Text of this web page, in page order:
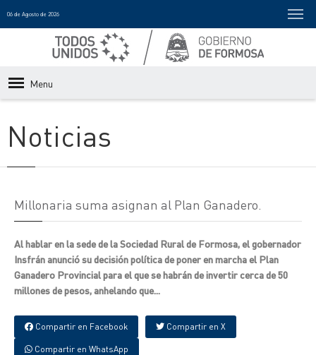
06 de Agosto de 2026
Menu
Noticias
Millonaria suma asignan al Plan Ganadero.
Al hablar en la sede de la Sociedad Rural de Formosa, el gobernador
Insfrán anunció su decisión política de poner en marcha el Plan
Ganadero Provincial para el que se habrán de invertir cerca de 50
millones de pesos, anhelando que...
Compartir en Facebook Compartir en X
Compartir en WhatsApp